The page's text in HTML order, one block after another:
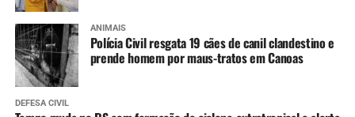
ANIMAIS
Polícia Civil resgata 19 cães de canil clandestino e
prende homem por maus-tratos em Canoas
DEFESA CIVIL